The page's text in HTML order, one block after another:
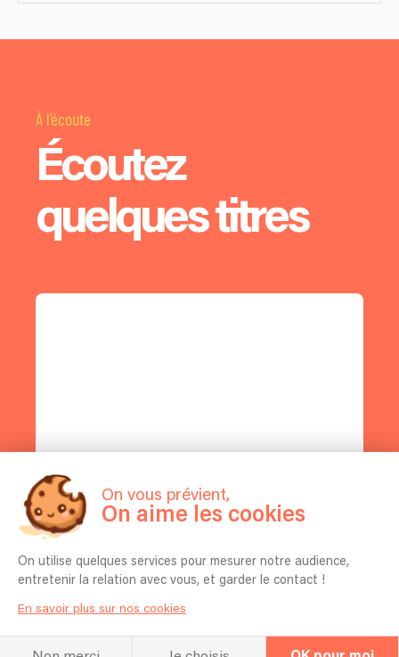
À l'écoute
Écoutez
quelques titres
On vous prévient,
On aime les cookies
On utilise quelques services pour mesurer notre audience,
entretenir la relation avec vous, et garder le contact !
En savoir plus sur nos cookies